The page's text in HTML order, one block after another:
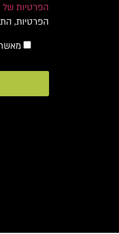
הפרטיות
הפרטיות, התשמ"א–1981